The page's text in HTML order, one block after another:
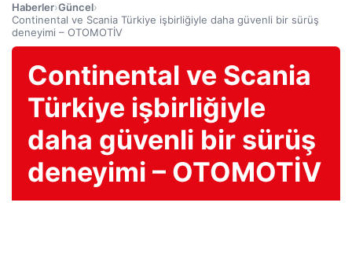
Haberler›Güncel›
Continental ve Scania Türkiye işbirliğiyle daha güvenli bir sürüş
deneyimi – OTOMOTİV
Continental ve Scania
Türkiye işbirliğiyle
daha güvenli bir sürüş
deneyimi – OTOMOTİV